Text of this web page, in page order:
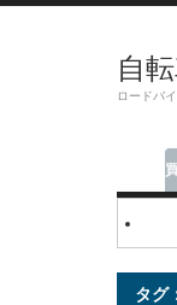
自
ロードバ
タグ